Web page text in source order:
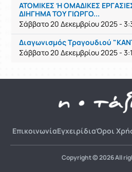
ΑΤΟΜΙΚΕΣ Ή ΟΜΑΔΙΚΕΣ
ΔΙΗΓΗΜΑ ΤΟΥ ΓΙΩΡΓΟ...
Σάββατο 20 Δεκεμβρίου 2025 -
Διαγωνισμός Τραγουδιού
Σάββατο 20 Δεκεμβρίου 2025 -
ΕπικοινωνίαΕγχειρίδιαΌροι
Copyright © 2026 All